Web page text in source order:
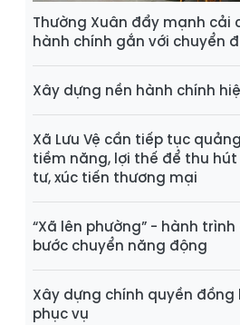
Thường Xuân đẩy mạnh cải
hành chính gắn với chuyển
Xây dựng nền hành chính
Xã Lưu Vệ cần tiếp tục
tiềm năng, lợi thế để thu
tư, xúc tiến thương mại
“Xã lên phường” - hành trình
bước chuyển năng động
Xây dựng chính quyền đồng
phục vụ